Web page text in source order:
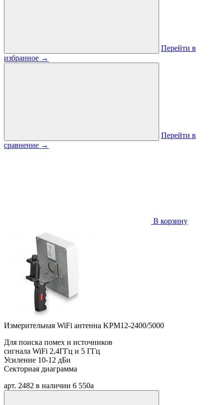
Перейти в
избранное →
Перейти в
сравнение →
В корзину
Измерительная WiFi антенна KPM12-2400/5000
Для поиска помех и источников
сигнала WiFi 2,4ГГц и 5 ГГц
Усиление 10-12 дБи
Секторная диаграмма
арт. 2482 в наличии 6 550a